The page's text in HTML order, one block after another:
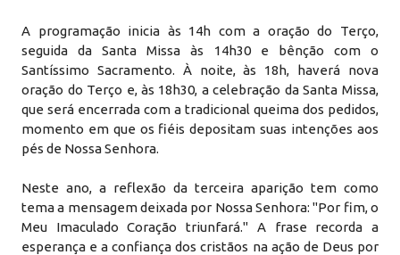
A programação inicia às 14h com a oração do Terço,
seguida da Santa Missa às 14h30 e bênção com o
Santíssimo Sacramento. À noite, às 18h, haverá nova
oração do Terço e, às 18h30, a celebração da Santa Missa,
que será encerrada com a tradicional queima dos pedidos,
momento em que os fiéis depositam suas intenções aos
pés de Nossa Senhora.
Neste ano, a reflexão da terceira aparição tem como
tema a mensagem deixada por Nossa Senhora: "Por fim, o
Meu Imaculado Coração triunfará." A frase recorda a
esperança e a confiança dos cristãos na ação de Deus por